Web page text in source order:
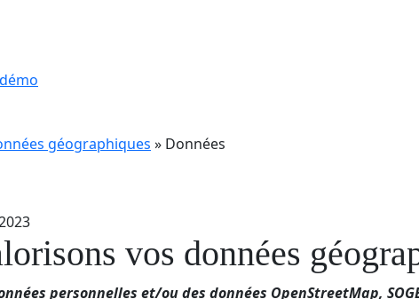
géographiques » Données
vos données
personnelles et/ou des données OpenStreetMap,